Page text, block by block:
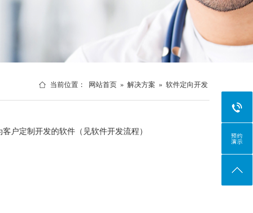
当前位置： 网站首页 » 解决方案 » 软件定向开发
户定制开发的软件（见软件开发流程）